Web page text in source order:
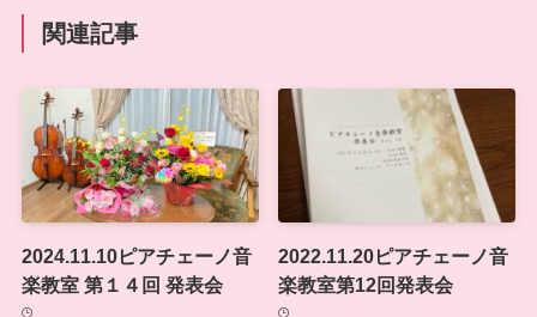
関連記事
2024.11.10ピアチェーノ音
楽教室 第１４回 発表会
2022.11.20ピアチェーノ音
楽教室第12回発表会